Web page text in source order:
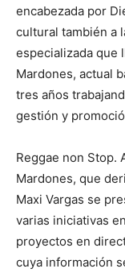
encabezada por
cultural también a
especializada que
Mardones, actual
tres años
gestión y
Reggae non Stop.
Mardones, que
Maxi Vargas se
varias iniciativas
proyectos en
cuya información